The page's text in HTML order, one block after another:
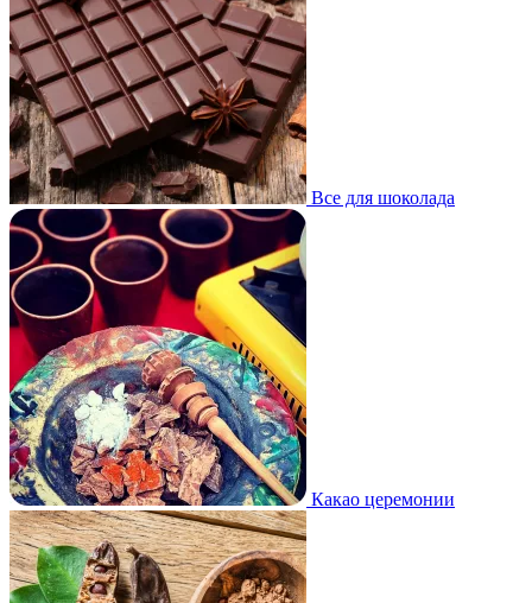
Все для шоколада
Какао церемонии